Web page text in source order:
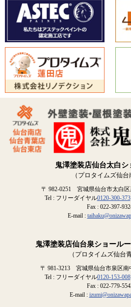
鬼澤塗装店仙台太白シ
（プロタイムズ仙台
〒 982-0251 宮城県仙台市太白区
Tel : フリーダイヤル0120-300-373
Fax : 022-397-
E-mail :
鬼澤塗装店仙台泉ショール
（プロタイムズ仙台
〒 981-3213 宮城県仙台市泉区南
Tel : フリーダイヤル0120-153-008
Fax : 022-779-
E-mail :